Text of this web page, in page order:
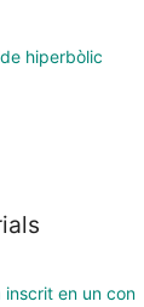
hiperbòlic
inscrit en un con